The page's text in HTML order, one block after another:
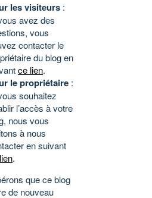
les visiteurs :
avez des
vous
contacter le
du blog en
ce lien.
le propriétaire :
souhaitez
l’accès à votre
nous vous
à nous
en suivant
.
que ce blog
de nouveau